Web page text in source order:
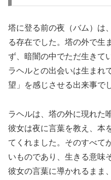
塔に登る前の夜（バム）は
る存在でした。塔の外で生
ず、暗闇の中でただ生きて
ラヘルとの出会いは生まれ
望」を感じさせる出来事で
ラヘルは、塔の外に現れた
彼女は夜に言葉を教え、本
てくれました。そのすべて
いものであり、生きる意味
彼女の言葉に導かれるまま